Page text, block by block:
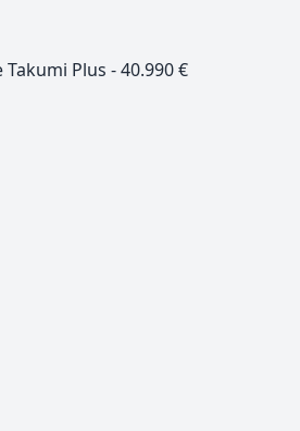
Takumi Plus - 40.990 €